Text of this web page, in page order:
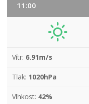
11:00
Vítr: 6.91m/s
Tlak: 1020hPa
Vlhkost: 42%